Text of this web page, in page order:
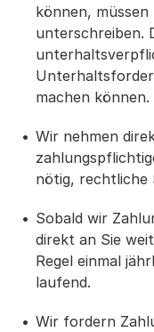
können, müssen
unterschreiben.
machen können.
Wir nehmen
nötig, rechtliche
Sobald wir
direkt an Sie
Regel einmal
laufend.
Wir fordern